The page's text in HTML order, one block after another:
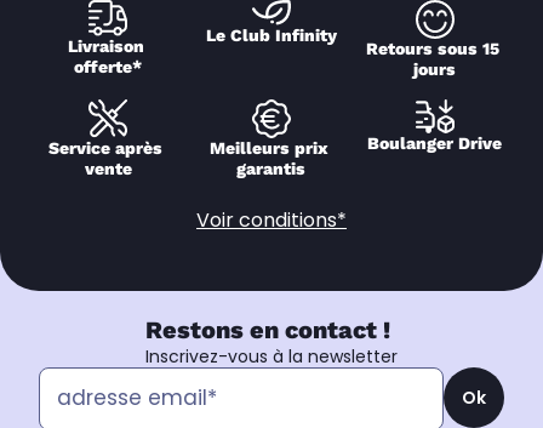
Livraison
offerte*
Le Club Infinity
Retours sous 15
jours
Service après
vente
Meilleurs prix
garantis
Boulanger Drive
Voir conditions*
Restons en contact !
Inscrivez-vous à la newsletter
Ok